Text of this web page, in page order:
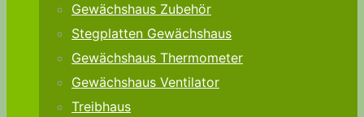
Gewächshaus Zubehör
Stegplatten Gewächshaus
Gewächshaus Thermometer
Gewächshaus Ventilator
Treibhaus